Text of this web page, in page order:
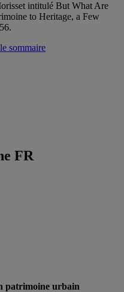
intitulé But What Are
to Heritage, a Few
sommaire
FR
patrimoine urbain